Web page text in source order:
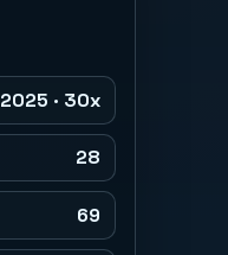
2025 · 30x
28
69